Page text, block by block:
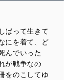
ばって生きて
にを着て、ど
んでいった
が戦争なの
をのこしてゆ